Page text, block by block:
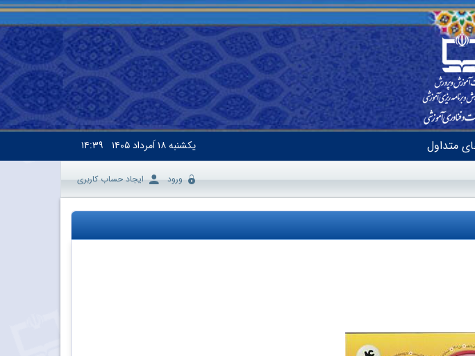
متداول یکشنبه۱۸ اَمرداد ۱۴۰۵ ۱۴:۳۹
ورود ایجاد حساب کاربری